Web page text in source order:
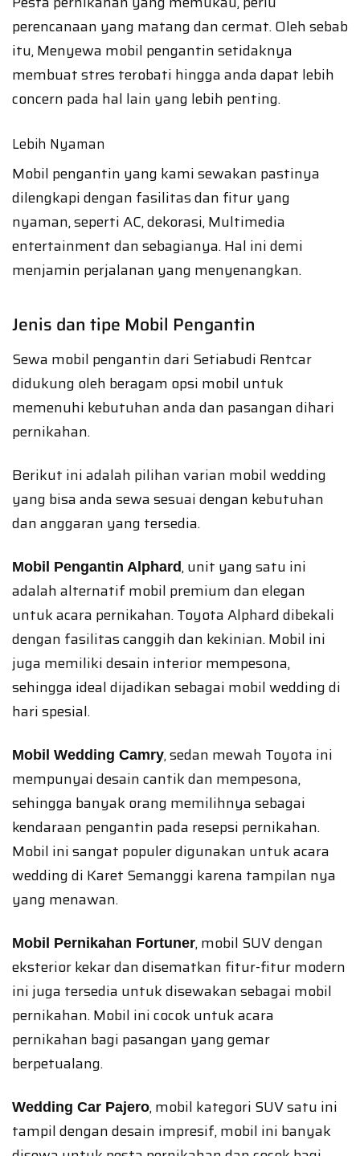
perencanaan yang matang dan cermat. Oleh sebab
itu, Menyewa mobil pengantin setidaknya
membuat stres terobati hingga anda dapat lebih
concern pada hal lain yang lebih penting.
Lebih Nyaman
Mobil pengantin yang kami sewakan pastinya
dilengkapi dengan fasilitas dan fitur yang
nyaman, seperti AC, dekorasi, Multimedia
entertainment dan sebagianya. Hal ini demi
menjamin perjalanan yang menyenangkan.
Jenis dan tipe Mobil Pengantin
Sewa mobil pengantin dari Setiabudi Rentcar
didukung oleh beragam opsi mobil untuk
memenuhi kebutuhan anda dan pasangan dihari
pernikahan.
Berikut ini adalah pilihan varian mobil wedding
yang bisa anda sewa sesuai dengan kebutuhan
dan anggaran yang tersedia.
Mobil Pengantin Alphard, unit yang satu ini
adalah alternatif mobil premium dan elegan
untuk acara pernikahan. Toyota Alphard dibekali
dengan fasilitas canggih dan kekinian. Mobil ini
juga memiliki desain interior mempesona,
sehingga ideal dijadikan sebagai mobil wedding di
hari spesial.
Mobil Wedding Camry, sedan mewah Toyota ini
mempunyai desain cantik dan mempesona,
sehingga banyak orang memilihnya sebagai
kendaraan pengantin pada resepsi pernikahan.
Mobil ini sangat populer digunakan untuk acara
wedding di Karet Semanggi karena tampilan nya
yang menawan.
Mobil Pernikahan Fortuner, mobil SUV dengan
eksterior kekar dan disematkan fitur-fitur modern
ini juga tersedia untuk disewakan sebagai mobil
pernikahan. Mobil ini cocok untuk acara
pernikahan bagi pasangan yang gemar
berpetualang.
Wedding Car Pajero, mobil kategori SUV satu ini
tampil dengan desain impresif, mobil ini banyak